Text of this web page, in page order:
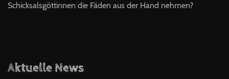
Schicksalsgöttinnen die Fäden aus der Hand nehmen?
Aktuelle News